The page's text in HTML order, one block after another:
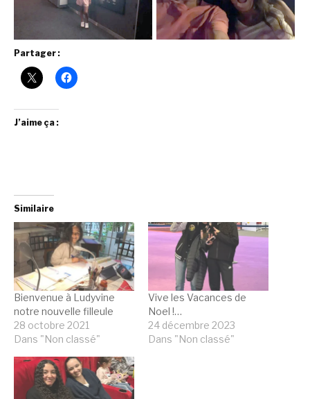
Partager :
J’aime ça :
Similaire
Bienvenue à Ludyvine
notre nouvelle filleule
28 octobre 2021
Dans "Non classé"
Vive les Vacances de
Noel !…
24 décembre 2023
Dans "Non classé"